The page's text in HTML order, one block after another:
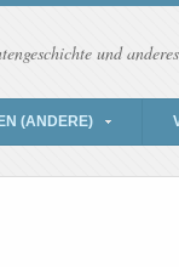
und anderes
(ANDERE)